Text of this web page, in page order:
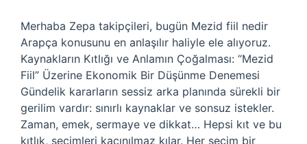
YAZILAR
Merhaba Zepa takipçileri, bugün Mezid fiil nedir
Arapça konusunu en anlaşılır haliyle ele alıyoruz.
Kaynakların Kıtlığı ve Anlamın Çoğalması: “Mezid
Fiil” Üzerine Ekonomik Bir Düşünme Denemesi
Gündelik kararların sessiz arka planında sürekli bir
gerilim vardır: sınırlı kaynaklar ve sonsuz istekler.
Zaman, emek, sermaye ve dikkat… Hepsi kıt ve bu
kıtlık, seçimleri kaçınılmaz kılar. Her seçim bir